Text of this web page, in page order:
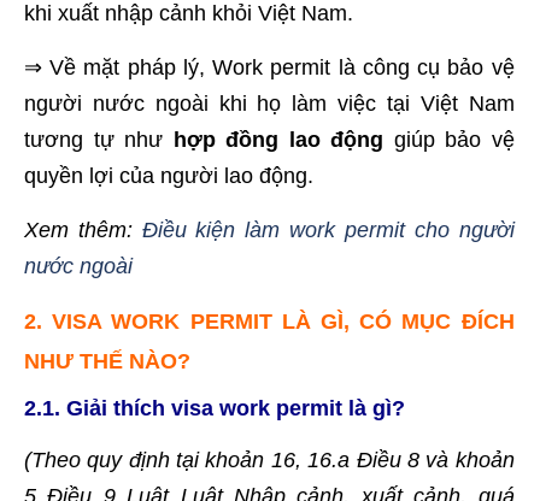
khi xuất nhập cảnh khỏi Việt Nam.
⇒ Về mặt pháp lý, Work permit là công cụ bảo vệ
người nước ngoài khi họ làm việc tại Việt Nam
tương tự như hợp đồng lao động giúp bảo vệ
quyền lợi của người lao động.
Xem thêm: Điều kiện làm work permit cho người
nước ngoài
2. VISA WORK PERMIT LÀ GÌ, CÓ MỤC ĐÍCH
NHƯ THẾ NÀO?
2.1. Giải thích visa work permit là gì?
(Theo quy định tại khoản 16, 16.a Điều 8 và khoản